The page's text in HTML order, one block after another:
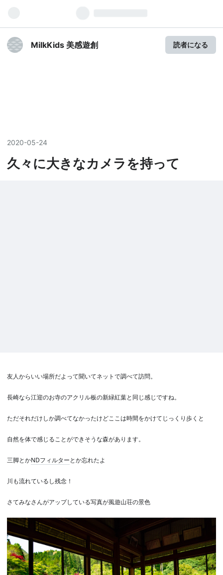
MilkKids 美感遊創 読者になる
2020-05-24
久々に大きなカメラを持って
友人からいい場所だよって聞いてネットで調べて訪問。
長崎なら江迎のお寺のアクリル板の新緑紅葉と同じ感じですね。
ただそれだけしか調べてなかったけどここは時間をかけてじっくり歩くと
自然を体で感じることができそうな森があります。
三脚とかNDフィルターとか忘れたよ
川も流れているし残念！
さてみなさんがアップしている写真が風遊山荘の景色